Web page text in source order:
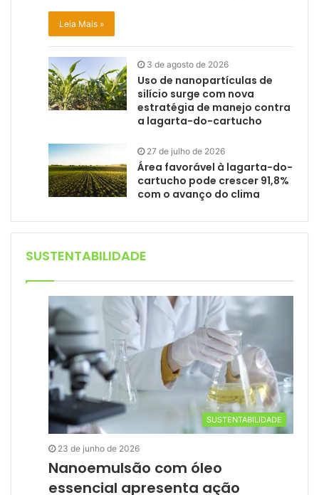
Leia Mais »
3 de agosto de 2026
Uso de nanopartículas de
silício surge com nova
estratégia de manejo contra
a lagarta-do-cartucho
27 de julho de 2026
Área favorável à lagarta-do-
cartucho pode crescer 91,8%
com o avanço do clima
SUSTENTABILIDADE
SUSTENTABILIDADE
23 de junho de 2026
Nanoemulsão com óleo
essencial apresenta ação